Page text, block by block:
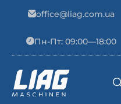
office@liag.com.ua
Пн-Пт: 09:00—18:00
Main Navigation